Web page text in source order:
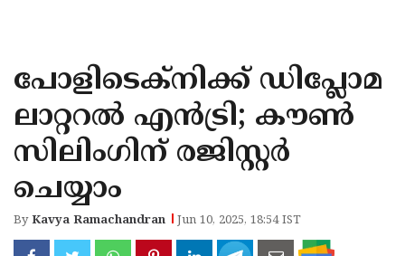
KANNUR
KASARAGOD
പോളിടെക്നിക്ക് ഡിപ്ലോമ
ലാറ്ററൽ എൻട്രി; കൗൺ
സിലിംഗിന് രജിസ്റ്റർ
ചെയ്യാം
ByKavya Ramachandran Jun 10, 2025, 18:54 IST